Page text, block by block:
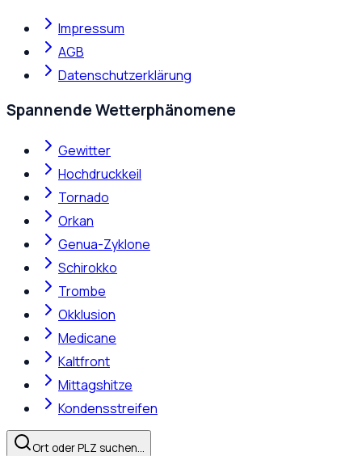
Impressum
AGB
Datenschutzerklärung
Spannende Wetterphänomene
Gewitter
Hochdruckkeil
Tornado
Orkan
Genua-Zyklone
Schirokko
Trombe
Okklusion
Medicane
Kaltfront
Mittagshitze
Kondensstreifen
Ort oder PLZ suchen…